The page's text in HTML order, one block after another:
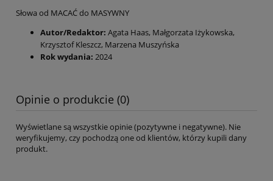
Słowa od MACAĆ do MASYWNY
Autor/Redaktor: Agata Haas, Małgorzata Iżykowska,
Krzysztof Kleszcz, Marzena Muszyńska
Rok wydania: 2024
Opinie o produkcie (0)
Wyświetlane są wszystkie opinie (pozytywne i negatywne). Nie
weryfikujemy, czy pochodzą one od klientów, którzy kupili dany
produkt.